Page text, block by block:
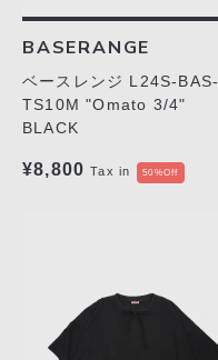
BASERANGE
ベースレンジ L24S-BAS-
TS10M "Omato 3/4"
BLACK
¥8,800 Tax in 50%Off